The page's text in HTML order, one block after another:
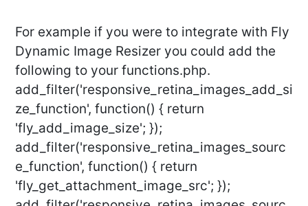
For example if you were to integrate with Fly
Dynamic Image Resizer you could add the
following to your functions.php.
add_filter('responsive_retina_images_add_si
ze_function', function() { return
'fly_add_image_size'; });
add_filter('responsive_retina_images_sourc
e_function', function() { return
'fly_get_attachment_image_src'; });